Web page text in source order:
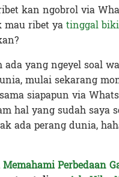
kan ngobrol via
mau ribet yatinggal
ada yang ngeyel soal
mulai sekarang
siapapun via
hal yang sudah saya
ada perang dunia,
Memahami Perbedaan